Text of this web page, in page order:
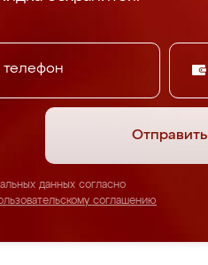
Отправить
данных согласно
соглашению